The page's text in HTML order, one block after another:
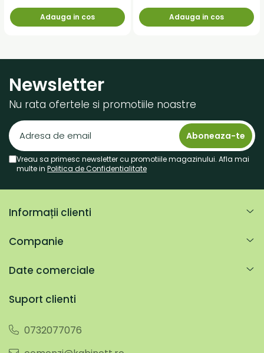
Adauga in cos Adauga in cos
Newsletter
Nu rata ofertele si promotiile noastre
Vreau sa primesc newsletter cu promotiile magazinului. Afla mai
multe in Politica de Confidentialitate
Informații clienti
Companie
Date comerciale
Suport clienti
0732077076